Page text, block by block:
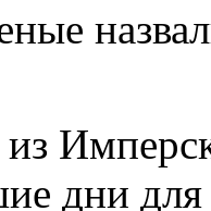
из
дни для